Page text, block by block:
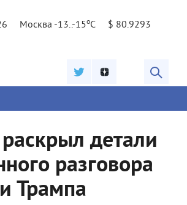
Москва -13..-15oC
$ 80.9293
детали
разговора
Трампа